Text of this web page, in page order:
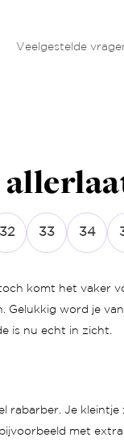
Veelgestelde
32 33 34
komt het vaker
word je
is nu echt in zicht.
rabarber. Je
met